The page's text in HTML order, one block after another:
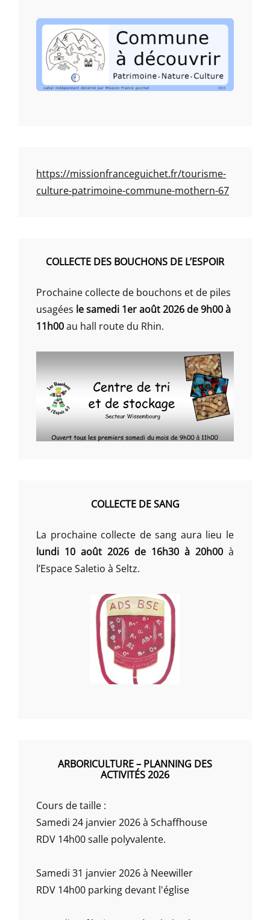
https://missionfranceguichet.fr/tourisme-
culture-patrimoine-commune-mothern-67
COLLECTE DES BOUCHONS DE L’ESPOIR
Prochaine collecte de bouchons et de piles
usagées le samedi 1er août 2026 de 9h00 à
11h00au hall route du Rhin.
COLLECTE DE SANG
La prochaine collecte de sang aura lieu le
lundi 10 août 2026 de 16h30 à 20h00 à
l’Espace Saletio à Seltz.
ARBORICULTURE – PLANNING DES
ACTIVITÉS 2026
Cours de taille :
Samedi 24 janvier 2026 à Schaffhouse
RDV 14h00 salle polyvalente.
Samedi 31 janvier 2026 à Neewiller
RDV 14h00 parking devant l'église